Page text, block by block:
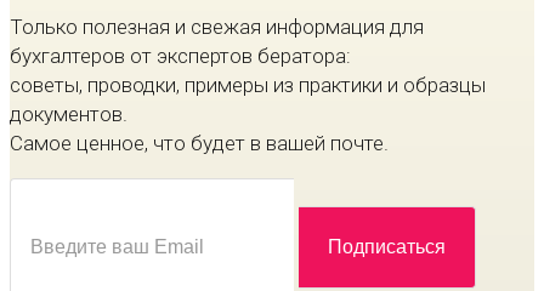
Только полезная и свежая информация для
бухгалтеров от экспертов бератора:
советы, проводки, примеры из практики и образцы
документов.
Самое ценное, что будет в вашей почте.